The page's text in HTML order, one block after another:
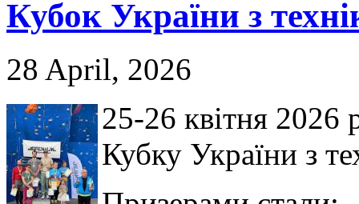
Кубок України з
28 April, 2026
25-26 квітня 2026
Кубку України з